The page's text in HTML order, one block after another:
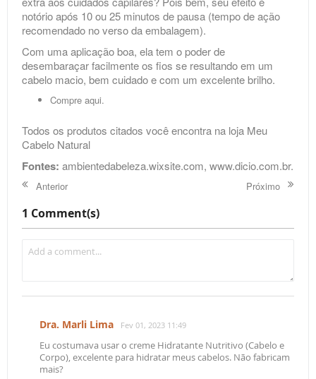
notório após 10 ou 25 minutos de pausa (tempo de ação
recomendado no verso da embalagem).
Com uma aplicação boa, ela tem o poder de
desembaraçar facilmente os fios se resultando em um
cabelo macio, bem cuidado e com um excelente brilho.
Compre aqui.
Todos os produtos citados você encontra na loja Meu
Cabelo Natural
Fontes: ambientedabeleza.wixsite.com, www.dicio.com.br.
Anterior Próximo
1 Comment(s)
Dra. Marli Lima Fev 01, 2023 11:49
Eu costumava usar o creme Hidratante Nutritivo (Cabelo e
Corpo), excelente para hidratar meus cabelos. Não fabricam
mais?